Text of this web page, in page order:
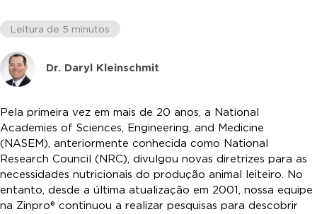
Leitura de 5 minutos
Dr. Daryl Kleinschmit
Pela primeira vez em mais de 20 anos, a National
Academies of Sciences, Engineering, and Medicine
(NASEM), anteriormente conhecida como National
Research Council (NRC), divulgou novas diretrizes para as
necessidades nutricionais do produção animal leiteiro. No
entanto, desde a última atualização em 2001, nossa equipe
na Zinpro® continuou a realizar pesquisas para descobrir